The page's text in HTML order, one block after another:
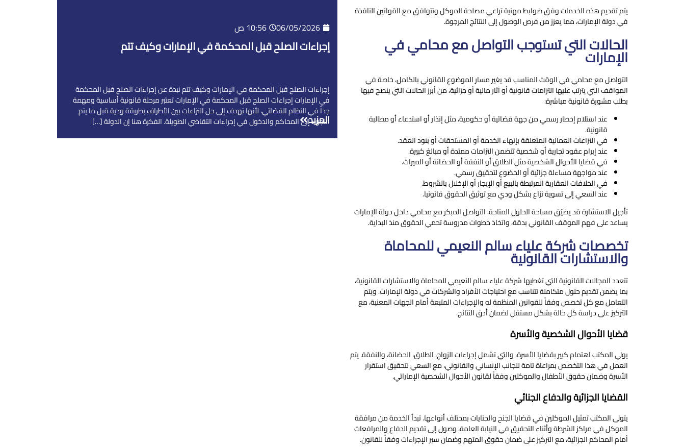
06/05/2026 10:56 ص
إجراءات الصلح قبل المحكمة في الإمارات وكيف تتم
إجراءات الصلح قبل المحكمة في الإمارات وكيف تتم نبذة عن إجراءات الصلح قبل المحكمة
في الإمارات إجراءات الصلح قبل المحكمة في الإمارات تعتبر مرحلة قانونية أساسية ومهمة
جداً في النظام القضائي، لأنها تهدف إلى حل النزاعات بين الأطراف بطريقة ودية قبل ما يتم
اللجوء إلى المحاكم والدخول في إجراءات التقاضي الطويلة. الفكرة هنا إن الدولة […]
المزيد
يتم تقديم هذه الخدمات وفق ضوابط مهنية تراعي مصلحة الموكل وتتوافق مع القوانين النافذة
في دولة الإمارات، مما يعزز من فرص الوصول إلى النتائج المرجوة.
الحالات التي تستوجب التواصل مع محامي في
الإمارات
التواصل مع محامي في الوقت المناسب قد يغير مسار الموضوع القانوني بالكامل، خاصة في
المواقف التي يترتب عليها التزامات قانونية أو آثار مالية أو جزائية، من أبرز الحالات التي ينصح فيها
بطلب مشورة قانونية مباشرة:
عند استلام إخطار رسمي من جهة قضائية أو حكومية، مثل إنذار أو استدعاء أو مطالبة
قانونية.
في النزاعات العمالية المتعلقة بإنهاء الخدمة أو المستحقات أو بنود العقد.
عند إبرام عقود تجارية أو شخصية تتضمن التزامات ممتدة أو مبالغ كبيرة.
في قضايا الأحوال الشخصية مثل الطلاق أو النفقة أو الحضانة أو الميراث.
عند مواجهة مساءلة جزائية أو الخضوع لتحقيق رسمي.
في الخلافات العقارية المرتبطة بالبيع أو الإيجار أو الإخلال بالشروط.
عند السعي إلى تسوية نزاع بشكل ودي مع توثيق الحقوق قانونيا.
تأجيل الاستشارة قد يضيّق مساحة الحلول المتاحة. التواصل المبكر مع محامي داخل دولة الإمارات
يساعد على فهم الموقف القانوني بدقة، واتخاذ خطوات مدروسة تحمي الحقوق منذ البداية.
تخصصات شركة علياء سالم النعيمي للمحاماة
والاستشارات القانونية
تتعدد المجالات القانونية التي تغطيها شركة علياء سالم النعيمي للمحاماة والاستشارات القانونية،
بما يضمن تقديم حلول متكاملة تتناسب مع احتياجات الأفراد والشركات في دولة الإمارات. ويتم
التعامل مع كل تخصص وفقاً للقوانين المنظمة له والإجراءات المتبعة أمام الجهات المعنية، مع
التركيز على دراسة كل حالة بشكل مستقل لضمان أدق النتائج.
قضايا الأحوال الشخصية والأسرة
يولي المكتب اهتمام كبير بقضايا الأسرة، والتي تشمل إجراءات الزواج، الطلاق، الحضانة، والنفقة. يتم
العمل في هذا التخصص بمراعاة تامة للجانب الإنساني والقانوني، مع السعي لتحقيق استقرار
الأسرة وضمان حقوق الأطفال والموكلين وفقاً لقانون الأحوال الشخصية الإماراتي.
القضايا الجزائية والدفاع الجنائي
يتولى المكتب تمثيل الموكلين في قضايا الجنح والجنايات بمختلف أنواعها. تبدأ الخدمة من مرافقة
الموكل في مراكز الشرطة وأثناء التحقيق في النيابة العامة، وصول إلى تقديم الدفاع والمرافعات
أمام المحاكم الجزائية، مع التركيز على ضمان حقوق المتهم وضمان سير الإجراءات وفقاً للقانون.